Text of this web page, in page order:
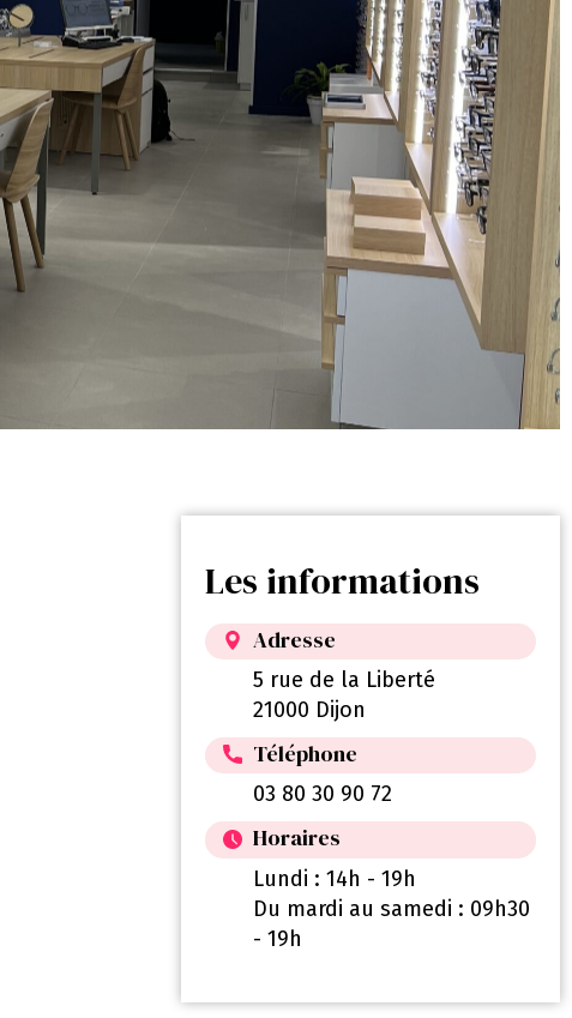
Les informations
Adresse
5 rue de la Liberté
21000 Dijon
Téléphone
03 80 30 90 72
Horaires
Lundi : 14h - 19h
Du mardi au samedi : 09h30
- 19h